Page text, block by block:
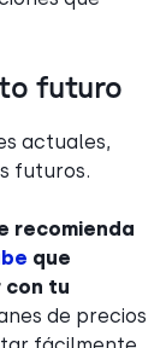
futuro
actuales,
futuros.
recomienda
que
con tu
de precios